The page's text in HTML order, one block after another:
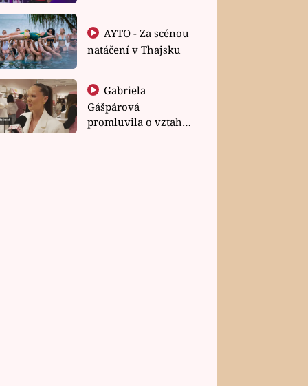
natáčení v Thajsku
Gabriela
Gášpárová
promluvila o vztahu